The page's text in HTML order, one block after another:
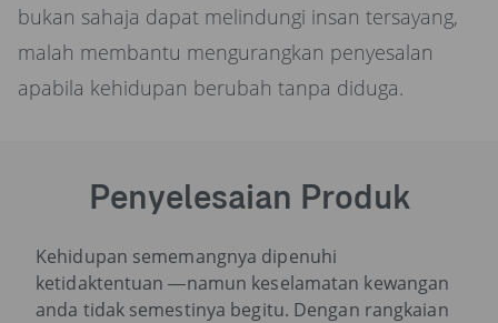
bukan sahaja dapat melindungi insan tersayang,
malah membantu mengurangkan penyesalan
apabila kehidupan berubah tanpa diduga.
Penyelesaian Produk
Kehidupan sememangnya dipenuhi
ketidaktentuan —namun keselamatan kewangan
anda tidak semestinya begitu. Dengan rangkaian